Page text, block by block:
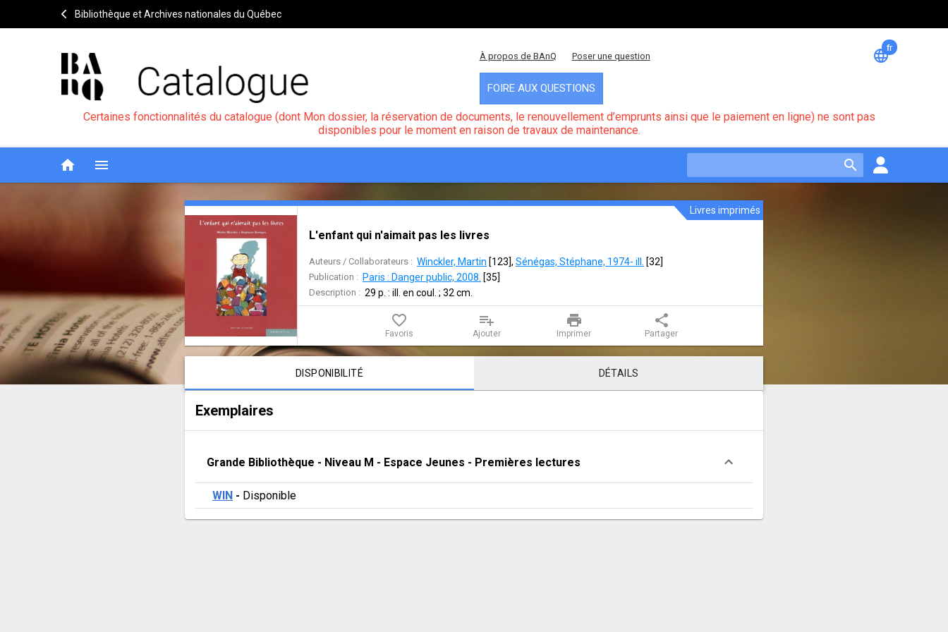
Bibliothèque et Archives nationales du Québec
À propos de BAnQ Poser une question languagefr
FOIRE AUX QUESTIONS
Certaines fonctionnalités du catalogue (dont Mon dossier, la réservation de documents, le renouvellement d’emprunts ainsi que le paiement en ligne) ne sont pas
disponibles pour le moment en raison de travaux de maintenance.
home menu search
L'enfant
n'aimait
pas
les
livres
Entête
notice
Livres imprimés
L'enfant qui n'aimait pas les livres
Auteurs / Collaborateurs : Winckler, Martin [123], Sénégas, Stéphane, 1974- ill. [32]
Publication : Paris : Danger public, 2008. [35]
Description : 29 p. : ill. en coul. ; 32 cm.
favorite_border
Favoris
playlist_add
Ajouter
print
Imprimer
share
Partager
Contenu de la notice DISPONIBILITÉ DÉTAILS
Exemplaires
Grande Bibliothèque - Niveau M - Espace Jeunes - Premières lectures
WIN - Disponible